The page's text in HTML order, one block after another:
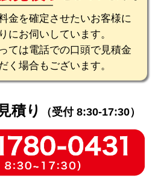
金を確定させたいお客様に
にお伺いしています。
ては電話での口頭で見積金
く場合もございます。
積り （受付 8:30-17:30）